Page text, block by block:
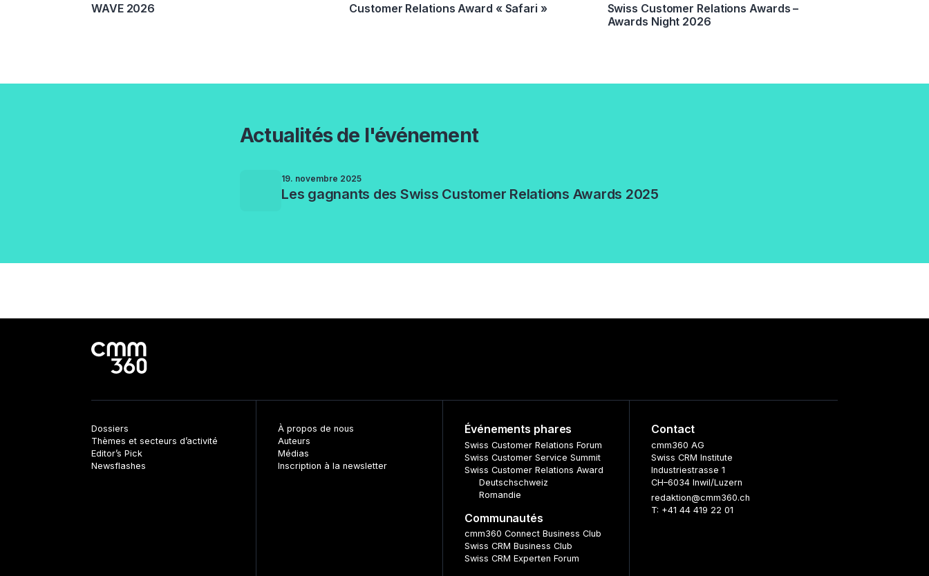
WAVE 2026 Customer Relations Award « Safari »
Swiss Customer Relations Awards –
Awards Night 2026
Actualités de l'événement
19. novembre 2025
Les gagnants des Swiss Customer Relations Awards 2025
Dossiers
Thèmes et secteurs d’activité
Editor’s Pick
Newsflashes
À propos de nous
Auteurs
Médias
Inscription à la newsletter
Événements phares
Swiss Customer Relations Forum
Swiss Customer Service Summit
Swiss Customer Relations Award
Deutschschweiz
Romandie
Communautés
cmm360 Connect Business Club
Swiss CRM Business Club
Swiss CRM Experten Forum
Contact
cmm360 AG
Swiss CRM Institute
Industriestrasse 1
CH–6034 Inwil/Luzern
redaktion@cmm360.ch
T: +41 44 419 22 01